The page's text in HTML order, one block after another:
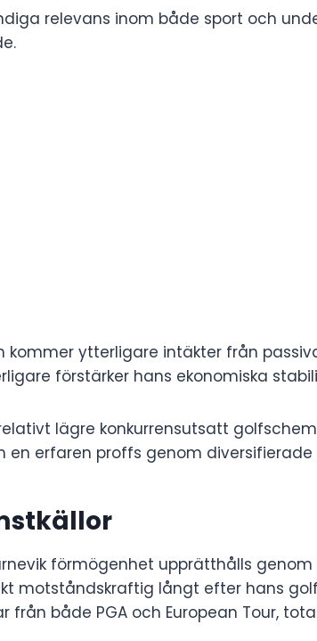
relevans inom både sport och
kommer ytterligare intäkter från
förstärker hans ekonomiska
lägre konkurrensutsatt
en erfaren proffs genom
förmögenhet upprätthålls
motståndskraftig långt efter hans
från både PGA och European Tour,